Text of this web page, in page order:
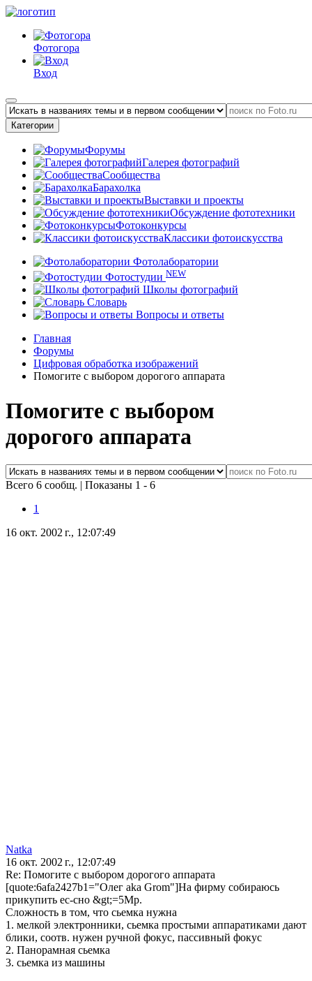
Фотогора
Вход
Категории
Форумы
Галерея фотографий
Сообщества
Барахолка
Выставки и проекты
Обсуждение фототехники
Фотоконкурсы
Классики фотоискусства
Фотолаборатории
Фотостудии NEW
Школы фотографий
Словарь
Вопросы и ответы
Главная
Форумы
Цифровая обработка изображений
Помогите с выбором дорогого аппарата
Помогите с выбором
дорогого аппарата
Всего 6 сообщ. | Показаны 1 - 6
1
16 окт. 2002 г., 12:07:49
Natka
16 окт. 2002 г., 12:07:49
Re: Помогите с выбором дорогого аппарата
[quote:6afa2427b1="Олег aka Grom"]На фирму собираюсь
прикупить ес-сно &gt;=5Mp.
Сложность в том, что сьемка нужна
1. мелкой электронники, сьемка простыми аппаратиками дают
блики, соотв. нужен ручной фокус, пассивный фокус
2. Панорамная сьемка
3. сьемка из машины